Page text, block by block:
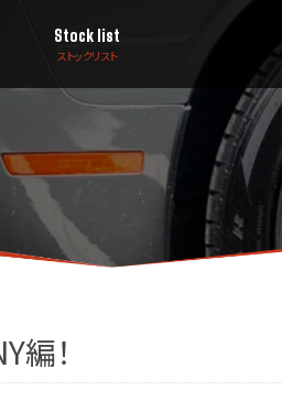
Stock list
ストックリスト
！